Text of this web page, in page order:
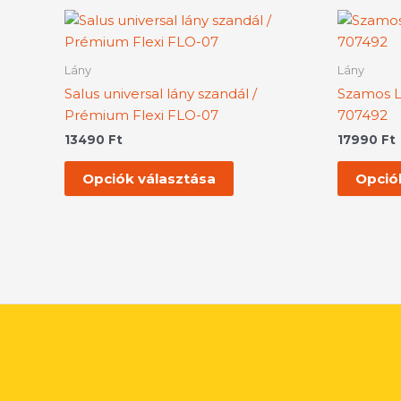
Lány
Salus universal lány szandál /
Prémium Flexi FLO-07
13490 Ft
Opciók választása
Ennek
variációja
a
Lány
Szamos
707492
17990 Ft